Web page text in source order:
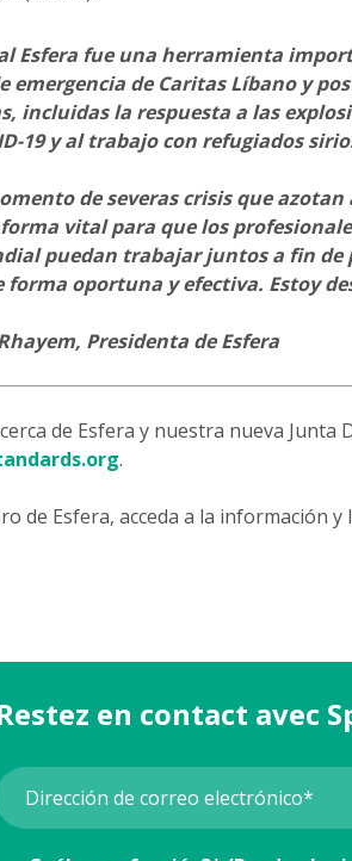
Esfera fue una herramienta
emergencia de Caritas Líbano y
incluidas la respuesta a las
19 y al trabajo con refugiados
de severas crisis que
vital para que los
puedan trabajar juntos a fin
forma oportuna y efectiva. Estoy
Presidenta de Esfera
de Esfera y nuestra nueva Junta
.
de Esfera, acceda a la información
en contact avec